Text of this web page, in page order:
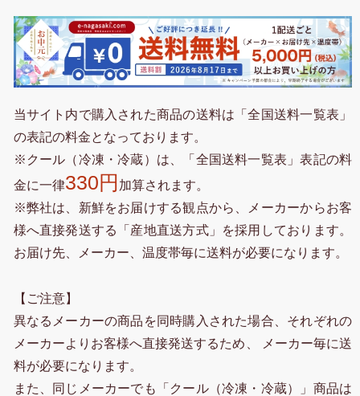
当サイト内で購入された商品の送料は「全国送料一覧表」
の表記の料金となっております。
※クール（冷凍・冷蔵）は、「全国送料一覧表」表記の料
金に一律330円 加算されます。
※弊社は、新鮮をお届けする観点から、メーカーからお客
様へ直接発送する「産地直送方式」を採用しております。
お届け先、メーカー、温度帯毎に送料が必要になります。
【ご注意】
異なるメーカーの商品を同時購入された場合、それぞれの
メーカーよりお客様へ直接発送するため、 メーカー毎に送
料が必要になります。
また、同じメーカーでも「クール（冷凍・冷蔵）」商品は